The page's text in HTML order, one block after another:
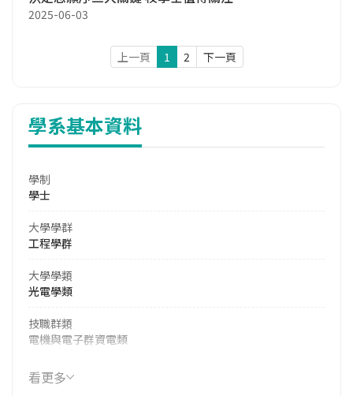
2025-06-03
上一頁 1 2 下一頁
學系基本資料
學制
學士
大學學群
工程學群
大學學類
光電學類
技職群類
電機與電子群資電類
114年學費
16,850 元/學期
看更多